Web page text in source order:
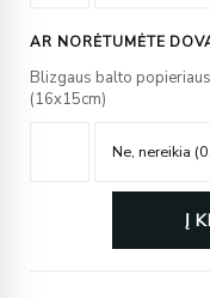
AR NORĖTUMĖTE
Blizgaus balto
(16x15cm)
Į